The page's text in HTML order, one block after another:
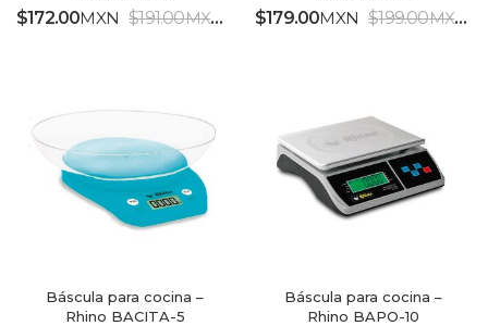
$172.00MXN $191.00MXN IVA INCLUIDO
$179.00MXN $199.00MXN
Báscula para cocina –
Rhino BACITA-5
Báscula para cocina –
Rhino BAPO-10